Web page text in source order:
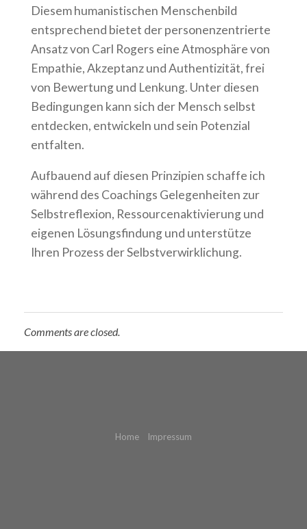
Diesem humanistischen Menschenbild
entsprechend bietet der personenzentrierte
Ansatz von Carl Rogers eine Atmosphäre von
Empathie, Akzeptanz und Authentizität, frei
von Bewertung und Lenkung. Unter diesen
Bedingungen kann sich der Mensch selbst
entdecken, entwickeln und sein Potenzial
entfalten.
Aufbauend auf diesen Prinzipien schaffe ich
während des Coachings Gelegenheiten zur
Selbstreflexion, Ressourcenaktivierung und
eigenen Lösungsfindung und unterstütze
Ihren Prozess der Selbstverwirklichung.
Comments are closed.
Home Impressum